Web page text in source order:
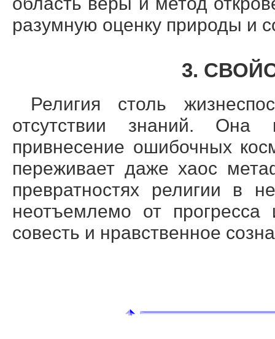
разумную оценку природы и
3.
Религия столь
отсутствии знаний. Она
привнесение ошибочных
переживает даже хаос
превратностях религии в
неотъемлемо от прогресса
совесть и нравственное